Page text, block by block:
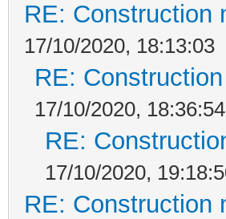
RE: Construction
17/10/2020, 18:13:03
RE:
17/10/2020, 18:36:54
RE:
17/10/2020,
RE: Construction